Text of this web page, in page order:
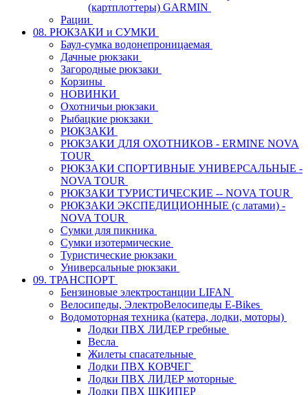
(картплоттеры) GARMIN
Рации
08. РЮКЗАКИ и СУМКИ
Баул-сумка водонепроницаемая
Дачные рюкзаки
Загородные рюкзаки
Корзины
НОВИНКИ
Охотничьи рюкзаки
Рыбацкие рюкзаки
РЮКЗАКИ
РЮКЗАКИ ДЛЯ ОХОТНИКОВ - ERMINE NOVA
TOUR
РЮКЗАКИ СПОРТИВНЫЕ УНИВЕРСАЛЬНЫЕ -
NOVA TOUR
РЮКЗАКИ ТУРИСТИЧЕСКИЕ -- NOVA TOUR
РЮКЗАКИ ЭКСПЕДИЦИОННЫЕ (с латами) -
NOVA TOUR
Сумки для пикника
Сумки изотермические
Туристические рюкзаки
Универсальные рюкзаки
09. ТРАНСПОРТ
Бензиновые электростанции LIFAN
Велосипеды, ЭлектроВелосипеды E-Bikes
Водомоторная техника (катера, лодки, моторы)
Лодки ПВХ ЛИДЕР гребные
Весла
Жилеты спасательные
Лодки ПВХ КОВЧЕГ
Лодки ПВХ ЛИДЕР моторные
Лодки ПВХ ШКИПЕР